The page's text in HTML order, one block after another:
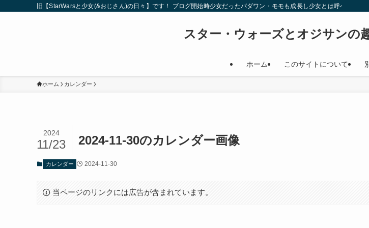
旧【StarWarsと少女(&おじさん)の日々】です！ ブログ開始時少女だったパダワン・モモも成長し少女とは呼べない
スター・ウォーズとオジサンの
ホーム このサイトについて
ホーム カレンダー
2024-11-30のカレンダー画像
2024
11/23
カレンダー 2024-11-30
当ページのリンクには広告が含まれています。